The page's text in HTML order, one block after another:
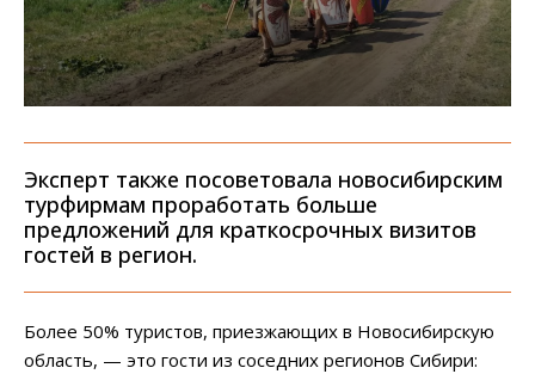
Эксперт также посоветовала новосибирским
турфирмам проработать больше
предложений для краткосрочных визитов
гостей в регион.
Более 50% туристов, приезжающих в Новосибирскую
область, — это гости из соседних регионов Сибири: